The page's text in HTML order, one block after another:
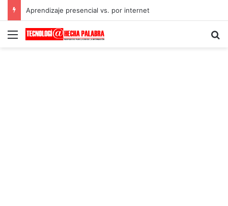
Aprendizaje presencial vs. por internet
Menú